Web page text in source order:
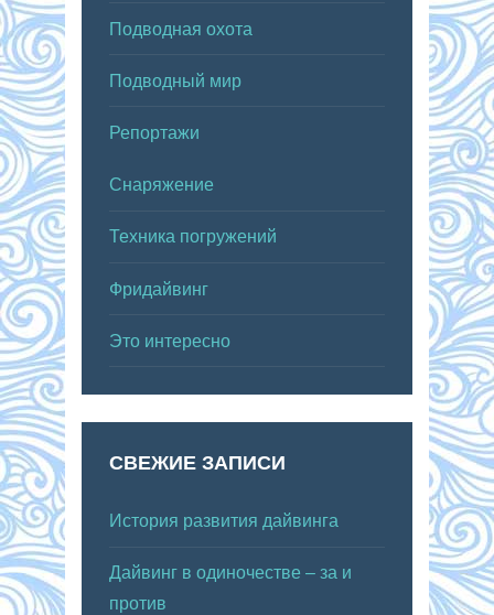
Подводная охота
Подводный мир
Репортажи
Снаряжение
Техника погружений
Фридайвинг
Это интересно
СВЕЖИЕ ЗАПИСИ
История развития дайвинга
Дайвинг в одиночестве – за и
против